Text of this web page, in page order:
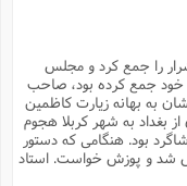
را جمع کرد و مجلس
خود جمع کرده بود، صاحب
به بهانه زیارت کاظمین
بغداد به شهر کربلا هجوم
بود. هنگامى که دستور
شد و پوزش خواست. استاد